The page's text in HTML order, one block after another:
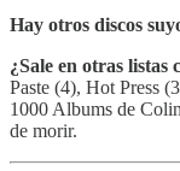
Hay otros discos
¿Sale en otras listas
Paste (4), Hot Press
1000 Albums de
de morir.